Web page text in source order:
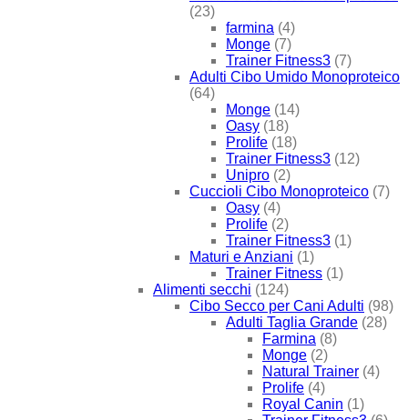
(23)
farmina (4)
Monge (7)
Trainer Fitness3 (7)
Adulti Cibo Umido Monoproteico
(64)
Monge (14)
Oasy (18)
Prolife (18)
Trainer Fitness3 (12)
Unipro (2)
Cuccioli Cibo Monoproteico (7)
Oasy (4)
Prolife (2)
Trainer Fitness3 (1)
Maturi e Anziani (1)
Trainer Fitness (1)
Alimenti secchi (124)
Cibo Secco per Cani Adulti (98)
Adulti Taglia Grande (28)
Farmina (8)
Monge (2)
Natural Trainer (4)
Prolife (4)
Royal Canin (1)